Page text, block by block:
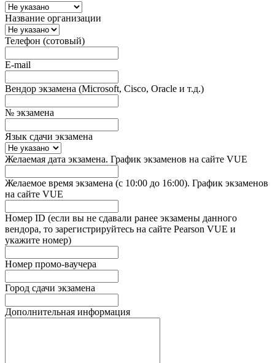
Название организации
Телефон (сотовый)
E-mail
Вендор экзамена (Microsoft, Cisco, Oracle и т.д.)
№ экзамена
Язык сдачи экзамена
Желаемая дата экзамена. График экзаменов на сайте VUE
Желаемое время экзамена (с 10:00 до 16:00). График экзаменов
на сайте VUE
Номер ID (если вы не сдавали ранее экзамены данного
вендора, то зарегистрируйтесь на сайте Pearson VUE и
укажите номер)
Номер промо-ваучера
Город сдачи экзамена
Дополнительная информация